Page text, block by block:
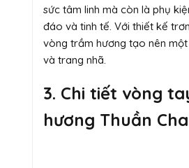
sức tâm linh mà còn là phụ
đáo và tinh tế. Với thiết kế
vòng trầm hương tạo nên
và trang nhã.
3. Chi tiết vòng
hương Thuần